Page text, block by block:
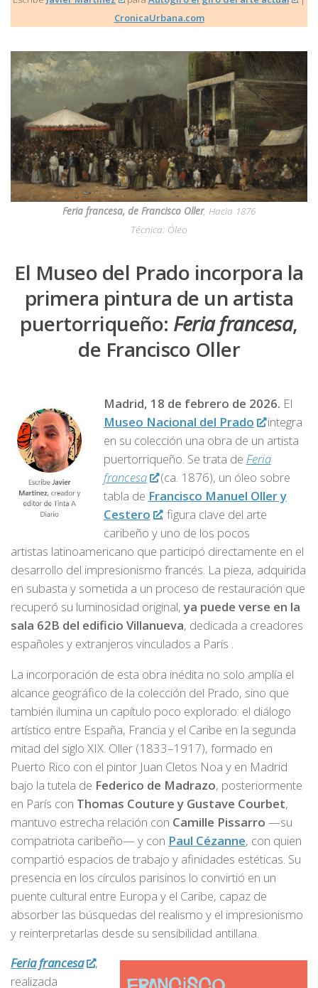
CronicaUrbana.com
Feria francesa, de Francisco Oller, Hacia 1876
Técnica: Óleo
El Museo del Prado incorpora la
primera pintura de un artista
puertorriqueño: Feria francesa,
de Francisco Oller
Madrid, 18 de febrero de 2026. El
Museo Nacional del Prado
integra
en su colección una obra de un artista
puertorriqueño. Se trata de Feria
francesa
(ca. 1876), un óleo sobre
tabla de Francisco Manuel Oller y
Cestero
, figura clave del arte
caribeño y uno de los pocos
artistas latinoamericano que participó directamente en el
desarrollo del impresionismo francés. La pieza, adquirida
en subasta y sometida a un proceso de restauración que
recuperó su luminosidad original, ya puede verse en la
sala 62B del edificio Villanueva, dedicada a creadores
españoles y extranjeros vinculados a París .
La incorporación de esta obra inédita no solo amplía el
alcance geográfico de la colección del Prado, sino que
también ilumina un capítulo poco explorado: el diálogo
artístico entre España, Francia y el Caribe en la segunda
mitad del siglo XIX. Oller (1833–1917), formado en
Puerto Rico con el pintor Juan Cletos Noa y en Madrid
bajo la tutela de Federico de Madrazo, posteriormente
en París con Thomas Couture y Gustave Courbet,
mantuvo estrecha relación con Camille Pissarro —su
compatriota caribeño— y con Paul Cézanne, con quien
compartió espacios de trabajo y afinidades estéticas. Su
presencia en los círculos parisinos lo convirtió en un
puente cultural entre Europa y el Caribe, capaz de
absorber las búsquedas del realismo y el impresionismo
y reinterpretarlas desde su sensibilidad antillana.
Feria francesa
,
realizada